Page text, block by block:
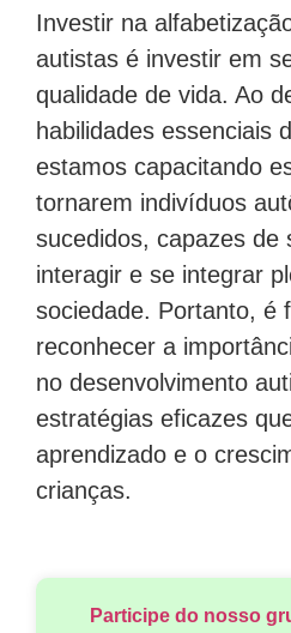
Investir na
autistas é investir em
qualidade de vida. Ao
habilidades essenciais
estamos capacitando
tornarem indivíduos
sucedidos, capazes de
interagir e se integrar
sociedade. Portanto, é
reconhecer a
no desenvolvimento
estratégias eficazes
aprendizado e o
crianças.
Participe do nosso